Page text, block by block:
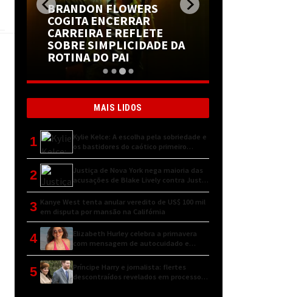
BRANDON FLOWERS
COGITA ENCERRAR
CARREIRA E REFLETE
SOBRE SIMPLICIDADE DA
ROTINA DO PAI
MAIS LIDOS
1
Kylie Kelce: A escolha pela sobriedade e
os bastidores do caótico primeiro
encontro
2
Justiça de Nova York nega maioria das
acusações de Blake Lively contra Justin
Baldoni
3 Kanye West tenta anular veredito de US$ 100 mil
em disputa por mansão na Califórnia
4
Elizabeth Hurley celebra a primavera
com mensagem de autocuidado e
conexão natural
5
Príncipe Harry e jornalista: flertes
descontraídos revelados em processo